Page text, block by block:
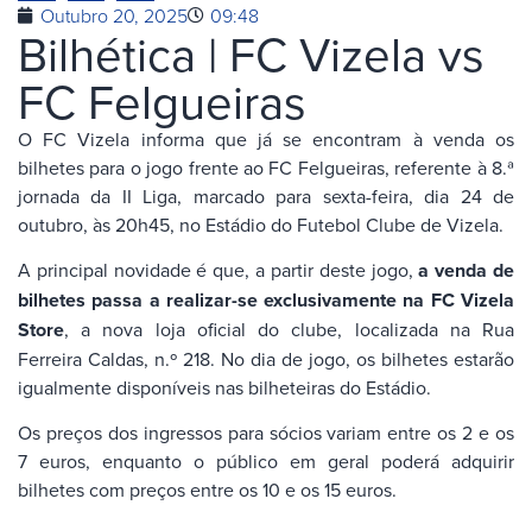
Outubro 20, 2025 09:48
Bilhética | FC Vizela vs
FC Felgueiras
O FC Vizela informa que já se encontram à venda os
bilhetes para o jogo frente ao FC Felgueiras, referente à 8.ª
jornada da II Liga, marcado para sexta-feira, dia 24 de
outubro, às 20h45, no Estádio do Futebol Clube de Vizela.
A principal novidade é que, a partir deste jogo,a venda de
bilhetes passa a realizar-se exclusivamente na FC Vizela
Store, a nova loja oficial do clube, localizada na Rua
Ferreira Caldas, n.º 218. No dia de jogo, os bilhetes estarão
igualmente disponíveis nas bilheteiras do Estádio.
Os preços dos ingressos para sócios variam entre os 2 e os
7 euros, enquanto o público em geral poderá adquirir
bilhetes com preços entre os 10 e os 15 euros.